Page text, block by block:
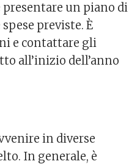
un piano di
previste. È
e contattare gli
all’inizio dell’anno
in diverse
In generale, è